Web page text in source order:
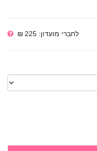
לחברי מועדון: 225 ₪